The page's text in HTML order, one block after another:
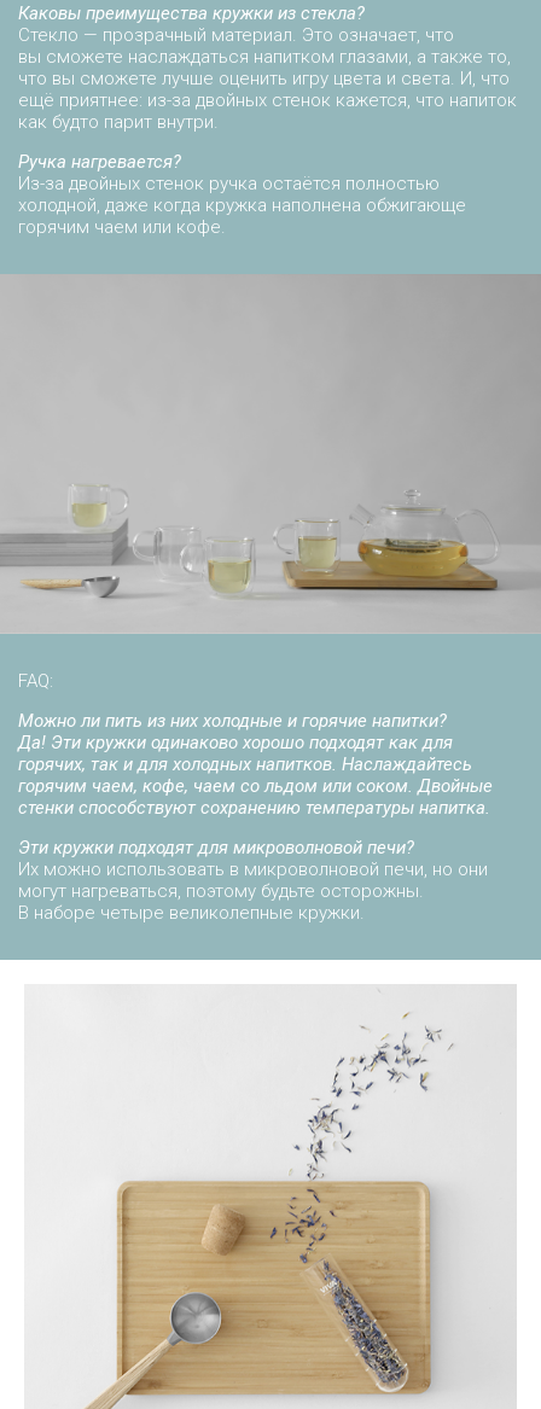
Каковы преимущества кружки из стекла?
Стекло — прозрачный материал. Это означает, что
вы сможете наслаждаться напитком глазами, а также то,
что вы сможете лучше оценить игру цвета и света. И, что
ещё приятнее: из-за двойных стенок кажется, что напиток
как будто парит внутри.
Ручка нагревается?
Из-за двойных стенок ручка остаётся полностью
холодной, даже когда кружка наполнена обжигающе
горячим чаем или кофе.
FAQ:
Можно ли пить из них холодные и горячие напитки?
Да! Эти кружки одинаково хорошо подходят как для
горячих, так и для холодных напитков. Наслаждайтесь
горячим чаем, кофе, чаем со льдом или соком. Двойные
стенки способствуют сохранению температуры напитка.
Эти кружки подходят для микроволновой печи?
Их можно использовать в микроволновой печи, но они
могут нагреваться, поэтому будьте осторожны.
В наборе четыре великолепные кружки.